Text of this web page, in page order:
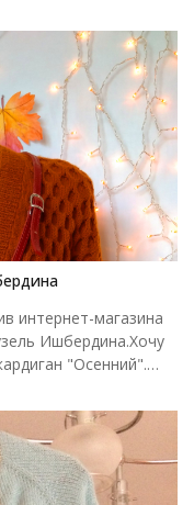
как у черники с
215, цвет черника.
по 100 грамм.
интернет-магазина
Ишбердина.Хочу
"Осенний".
Кардиган в это
же это отличный
Я вязала его для
и он очень красиво